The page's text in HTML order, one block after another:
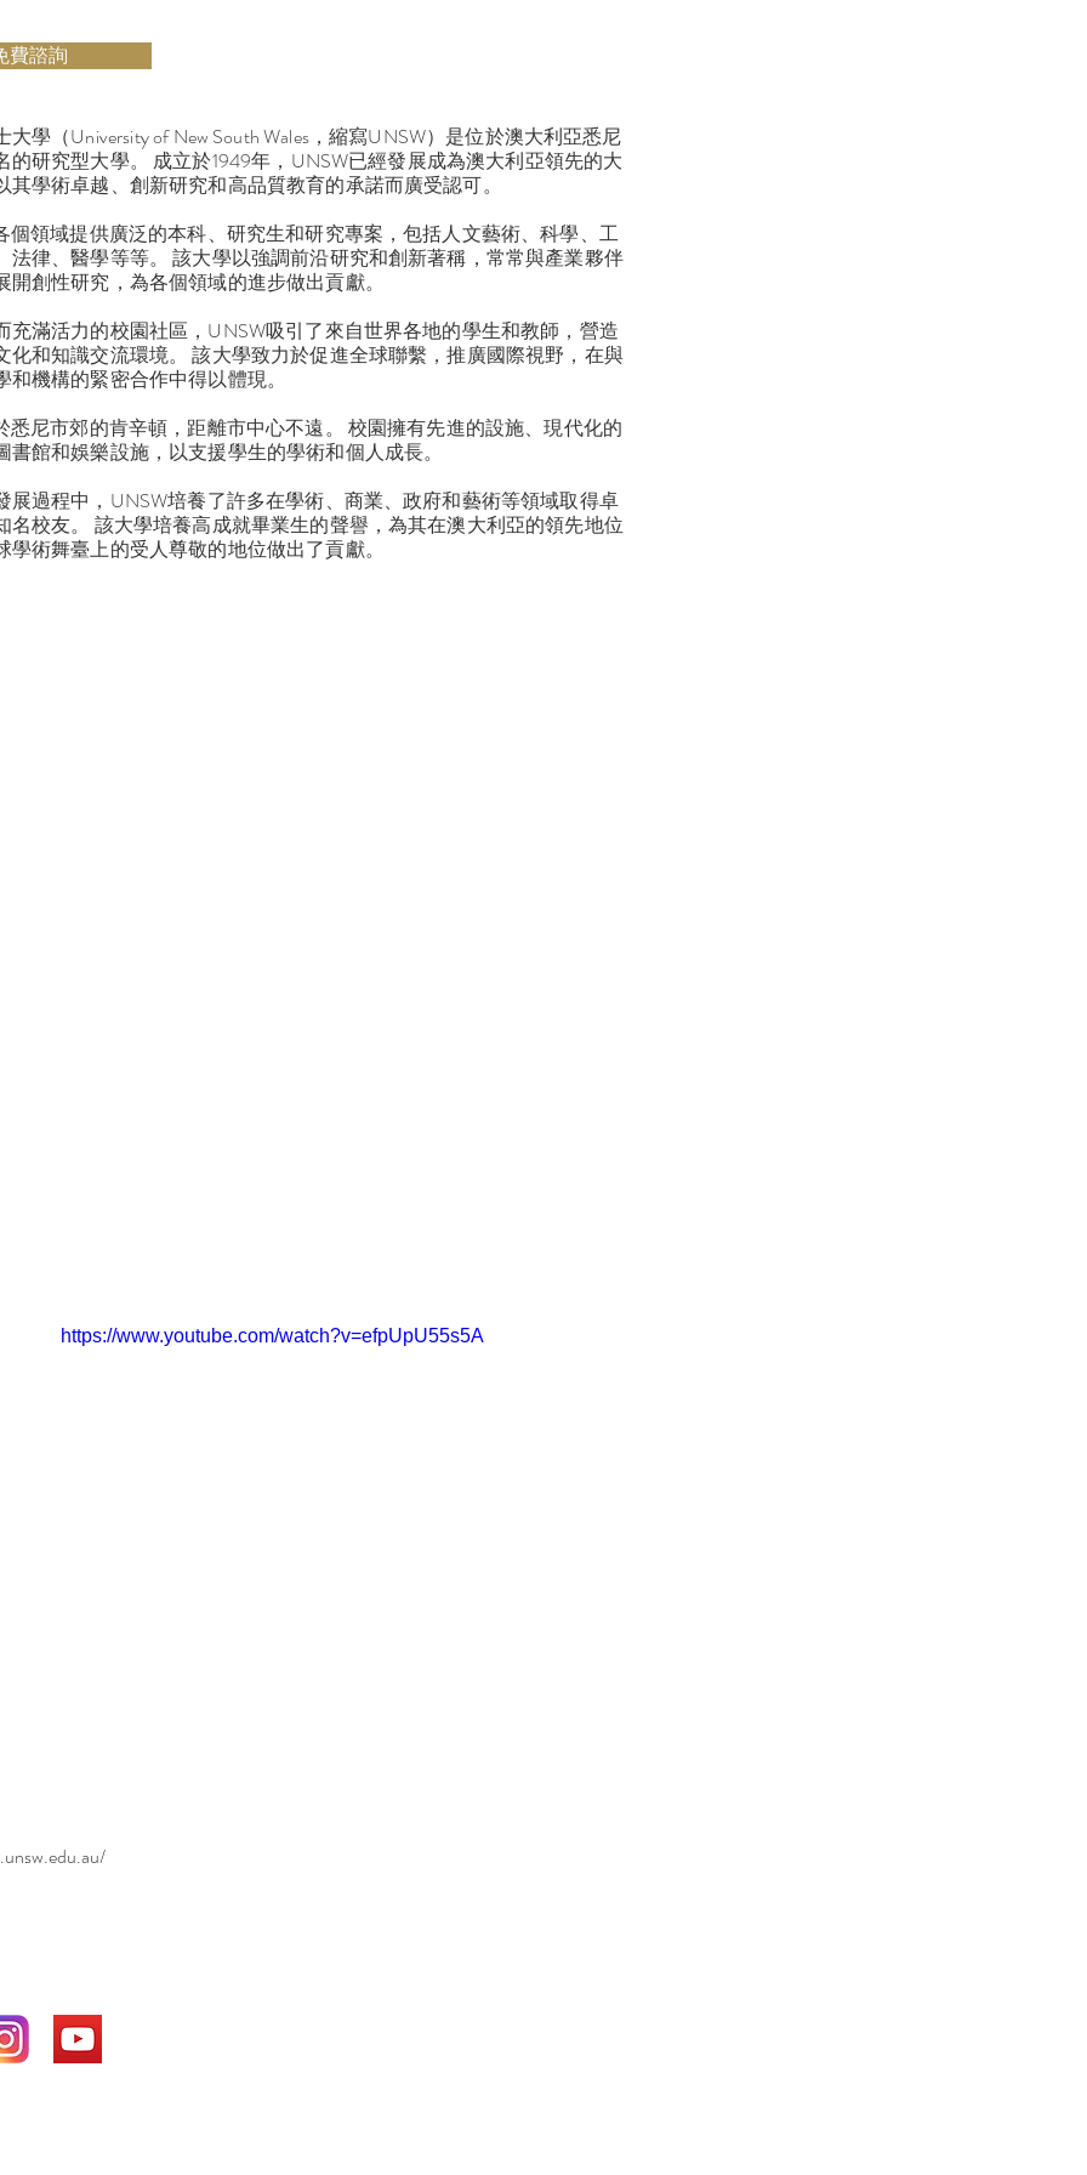
費諮詢
大學（University of New South Wales，縮寫UNSW）是位於澳大利亞悉尼
的研究型大學。 成立於1949年，UNSW已經發展成為澳大利亞領先的大
其學術卓越、創新研究和高品質教育的承諾而廣受認可。
個領域提供廣泛的本科、研究生和研究專案，包括人文藝術、科學、工
法律、醫學等等。 該大學以強調前沿研究和創新著稱，常常與產業夥伴
開創性研究，為各個領域的進步做出貢獻。
充滿活力的校園社區，UNSW吸引了來自世界各地的學生和教師，營造
化和知識交流環境。 該大學致力於促進全球聯繫，推廣國際視野，在與
和機構的緊密合作中得以體現。
悉尼市郊的肯辛頓，距離市中心不遠。 校園擁有先進的設施、現代化的
書館和娛樂設施，以支援學生的學術和個人成長。
展過程中，UNSW培養了許多在學術、商業、政府和藝術等領域取得卓
名校友。 該大學培養高成就畢業生的聲譽，為其在澳大利亞的領先地位
學術舞臺上的受人尊敬的地位做出了貢獻。
https://www.youtube.com/watch?v=efpUpU55s5A